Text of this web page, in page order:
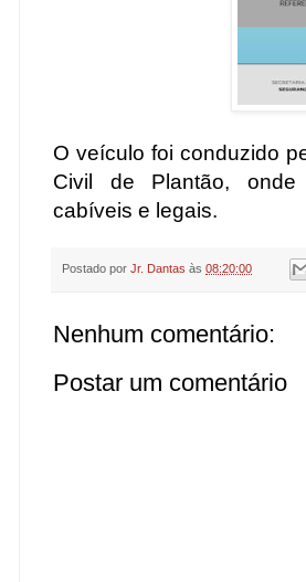
O veículo foi conduzido
Civil de Plantão, onde
cabíveis e legais.
Postado por Jr. Dantas às 08:20:00
Nenhum comentário:
Postar um comentário